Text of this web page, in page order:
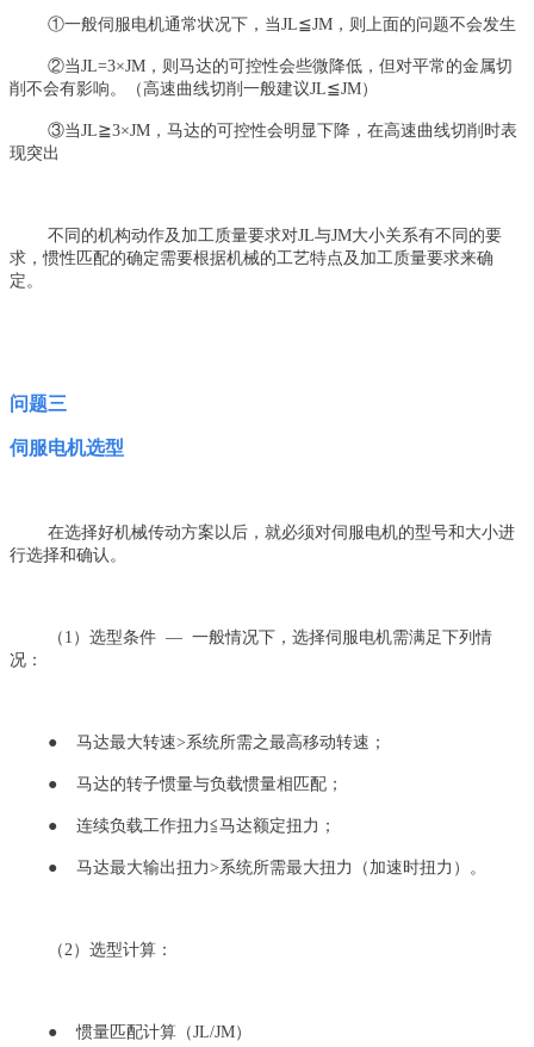
①一般伺服电机通常状况下，当JL≦JM，则上面的问题不会发生
②当JL=3×JM，则马达的可控性会些微降低，但对平常的金属切
削不会有影响。（高速曲线切削一般建议JL≦JM）
③当JL≧3×JM，马达的可控性会明显下降，在高速曲线切削时表
现突出
不同的机构动作及加工质量要求对JL与JM大小关系有不同的要
求，惯性匹配的确定需要根据机械的工艺特点及加工质量要求来确
定。
问题三
伺服电机选型
在选择好机械传动方案以后，就必须对伺服电机的型号和大小进
行选择和确认。
（1）选型条件 — 一般情况下，选择伺服电机需满足下列情
况：
● 马达最大转速>系统所需之最高移动转速；
● 马达的转子惯量与负载惯量相匹配；
● 连续负载工作扭力≦马达额定扭力；
● 马达最大输出扭力>系统所需最大扭力（加速时扭力）。
（2）选型计算：
● 惯量匹配计算（JL/JM）